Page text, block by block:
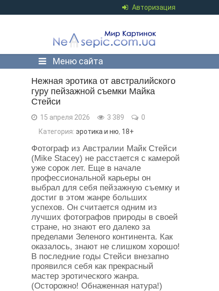
Авторизация
Меню сайта
Нежная эротика от австралийского
гуру пейзажной съемки Майка
Стейси
15 апреля 2026 3 389
0
Категория: эротика и ню, 18+
Фотограф из Австралии Майк Стейси
(Mike Stacey) не расстается с камерой
уже сорок лет. Еще в начале
профессиональной карьеры он
выбрал для себя пейзажную съемку и
достиг в этом жанре больших
успехов. Он считается одним из
лучших фотографов природы в своей
стране, но знают его далеко за
пределами Зеленого континента. Как
оказалось, знают не слишком хорошо!
В последние годы Стейси внезапно
проявился себя как прекрасный
мастер эротического жанра.
(Осторожно! Обнаженная натура!)